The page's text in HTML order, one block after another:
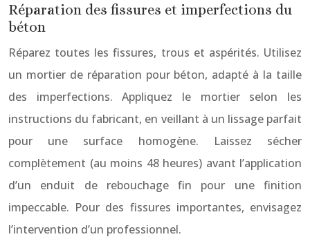
Réparation des fissures et imperfections du
béton
Réparez toutes les fissures, trous et aspérités. Utilisez
un mortier de réparation pour béton, adapté à la taille
des imperfections. Appliquez le mortier selon les
instructions du fabricant, en veillant à un lissage parfait
pour une surface homogène. Laissez sécher
complètement (au moins 48 heures) avant l’application
d’un enduit de rebouchage fin pour une finition
impeccable. Pour des fissures importantes, envisagez
l’intervention d’un professionnel.